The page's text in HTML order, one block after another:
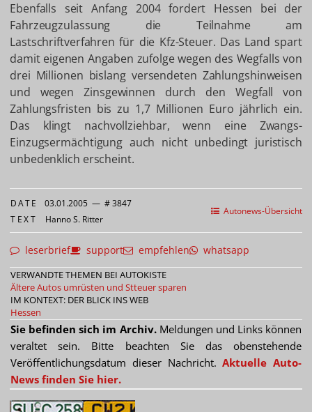
Ebenfalls seit Anfang 2004 fordert Hessen bei der
Fahrzeugzulassung die Teilnahme am
Lastschriftverfahren für die Kfz-Steuer. Das Land spart
damit eigenen Angaben zufolge wegen des Wegfalls von
drei Millionen bislang versendeten Zahlungshinweisen
und wegen Zinsgewinnen durch den Wegfall von
Zahlungsfristen bis zu 1,7 Millionen Euro jährlich ein.
Das klingt nachvollziehbar, wenn eine Zwangs-
Einzugsermächtigung auch nicht unbedingt juristisch
unbedenklich erscheint.
Autonews-Übersicht
DATE 03.01.2005 — # 3847
TEXT Hanno S. Ritter
leserbrief support empfehlen whatsapp
VERWANDTE THEMEN BEI AUTOKISTE
Ältere Autos umrüsten und Stteuer sparen
IM KONTEXT: DER BLICK INS WEB
Hessen
Sie befinden sich im Archiv.Meldungen und Links können
veraltet sein. Bitte beachten Sie das obenstehende
Veröffentlichungsdatum dieser Nachricht.Aktuelle Auto-
News finden Sie hier.